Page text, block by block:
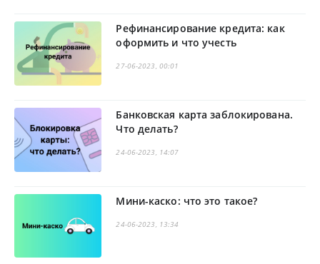
Рефинансирование кредита: как
оформить и что учесть
27-06-2023, 00:01
Банковская карта заблокирована.
Что делать?
24-06-2023, 14:07
Мини-каско: что это такое?
24-06-2023, 13:34